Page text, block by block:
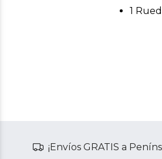
1
¡Envíos GRATIS a